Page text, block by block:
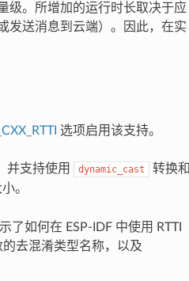
级。所增加的运行时长取决于应
发送消息到云端）。因此，在实
选项启用该支持。
并支持使用 dynamic_cast 转换和
。
了如何在 ESP-IDF 中使用 RTTI
去混淆类型名称，以及